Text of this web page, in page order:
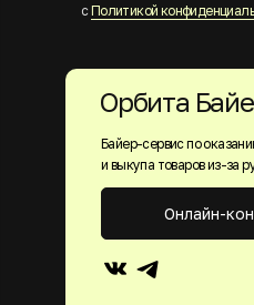
с Политикой
Байер-сервис по
и выкупа товаров из-за
Онлайн-
Орбита